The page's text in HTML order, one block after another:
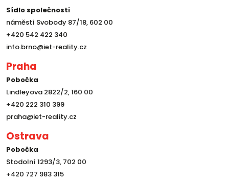
Sídlo společnosti
náměstí Svobody 87/18, 602 00
+420 542 422 340
info.brno@iet-reality.cz
Praha
Pobočka
Lindleyova 2822/2, 160 00
+420 222 310 399
praha@iet-reality.cz
Ostrava
Pobočka
Stodolní 1293/3, 702 00
+420 727 983 315